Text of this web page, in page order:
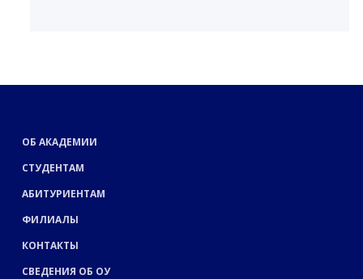
ОБ АКАДЕМИИ
СТУДЕНТАМ
АБИТУРИЕНТАМ
ФИЛИАЛЫ
КОНТАКТЫ
СВЕДЕНИЯ ОБ ОУ